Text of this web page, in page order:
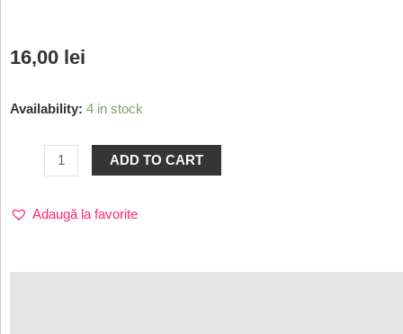
16,00 lei
Availability: 4 in stock
ADD TO CART
Adaugă la favorite